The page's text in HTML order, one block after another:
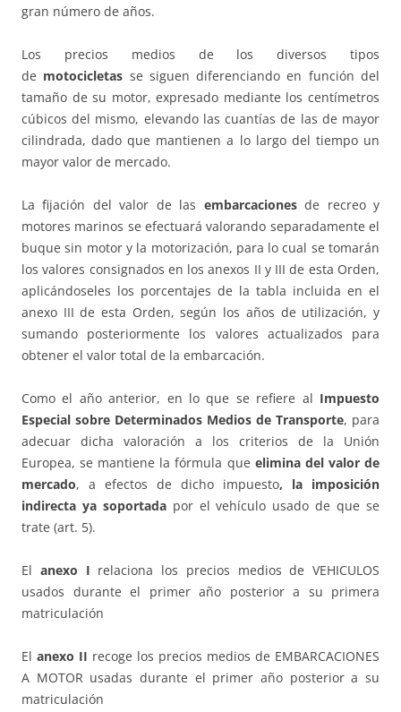
gran número de años.
Los precios medios de los diversos tipos
de motocicletas se siguen diferenciando en función del
tamaño de su motor, expresado mediante los centímetros
cúbicos del mismo, elevando las cuantías de las de mayor
cilindrada, dado que mantienen a lo largo del tiempo un
mayor valor de mercado.
La fijación del valor de las embarcacionesde recreo y
motores marinos se efectuará valorando separadamente el
buque sin motor y la motorización, para lo cual se tomarán
los valores consignados en los anexos II y III de esta Orden,
aplicándoseles los porcentajes de la tabla incluida en el
anexo III de esta Orden, según los años de utilización, y
sumando posteriormente los valores actualizados para
obtener el valor total de la embarcación.
Como el año anterior, en lo que se refiere al Impuesto
Especial sobre Determinados Medios de Transporte, para
adecuar dicha valoración a los criterios de la Unión
Europea, se mantiene la fórmula que elimina del valor de
mercado, a efectos de dicho impuesto, la imposición
indirecta ya soportadapor el vehículo usado de que se
trate (art. 5).
El anexo I relaciona los precios medios de VEHICULOS
usados durante el primer año posterior a su primera
matriculación
El anexo II recoge los precios medios de EMBARCACIONES
A MOTOR usadas durante el primer año posterior a su
matriculación